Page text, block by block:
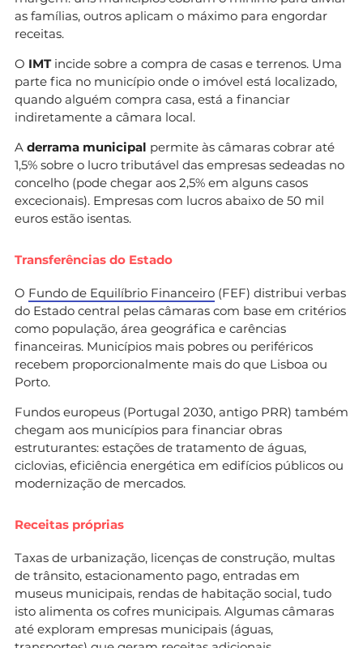
as famílias, outros aplicam o máximo para engordar
receitas.
O IMTincide sobre a compra de casas e terrenos. Uma
parte fica no município onde o imóvel está localizado,
quando alguém compra casa, está a financiar
indiretamente a câmara local.
A derrama municipal permite às câmaras cobrar até
1,5% sobre o lucro tributável das empresas sedeadas no
concelho (pode chegar aos 2,5% em alguns casos
excecionais). Empresas com lucros abaixo de 50 mil
euros estão isentas.
Transferências do Estado
O Fundo de Equilíbrio Financeiro (FEF) distribui verbas
do Estado central pelas câmaras com base em critérios
como população, área geográfica e carências
financeiras. Municípios mais pobres ou periféricos
recebem proporcionalmente mais do que Lisboa ou
Porto.
Fundos europeus (Portugal 2030, antigo PRR) também
chegam aos municípios para financiar obras
estruturantes: estações de tratamento de águas,
ciclovias, eficiência energética em edifícios públicos ou
modernização de mercados.
Receitas próprias
Taxas de urbanização, licenças de construção, multas
de trânsito, estacionamento pago, entradas em
museus municipais, rendas de habitação social, tudo
isto alimenta os cofres municipais. Algumas câmaras
até exploram empresas municipais (águas,